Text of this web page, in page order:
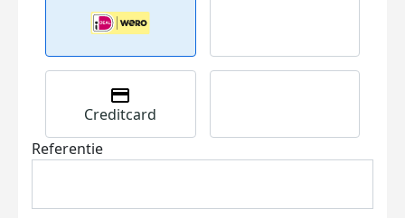
Creditcard
Referentie